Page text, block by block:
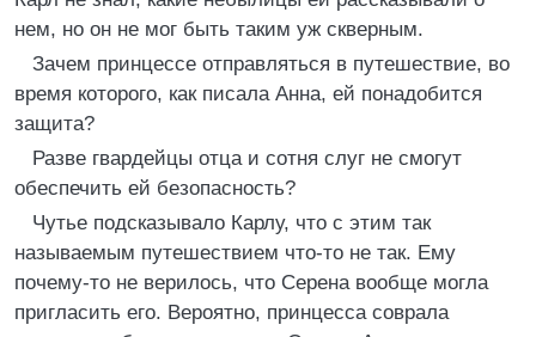
нем, но он не мог быть таким уж скверным.
Зачем принцессе отправляться в путешествие, во
время которого, как писала Анна, ей понадобится
защита?
Разве гвардейцы отца и сотня слуг не смогут
обеспечить ей безопасность?
Чутье подсказывало Карлу, что с этим так
называемым путешествием что-то не так. Ему
почему-то не верилось, что Серена вообще могла
пригласить его. Вероятно, принцесса соврала